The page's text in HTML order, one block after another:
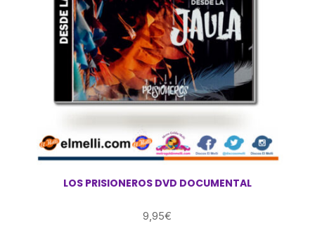
LOS PRISIONEROS DVD DOCUMENTAL
9,95€